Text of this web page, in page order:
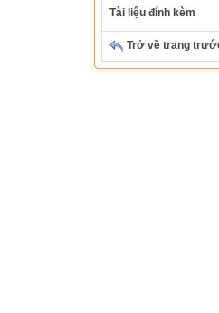
Tài liệu đính kèm
Trở về trang